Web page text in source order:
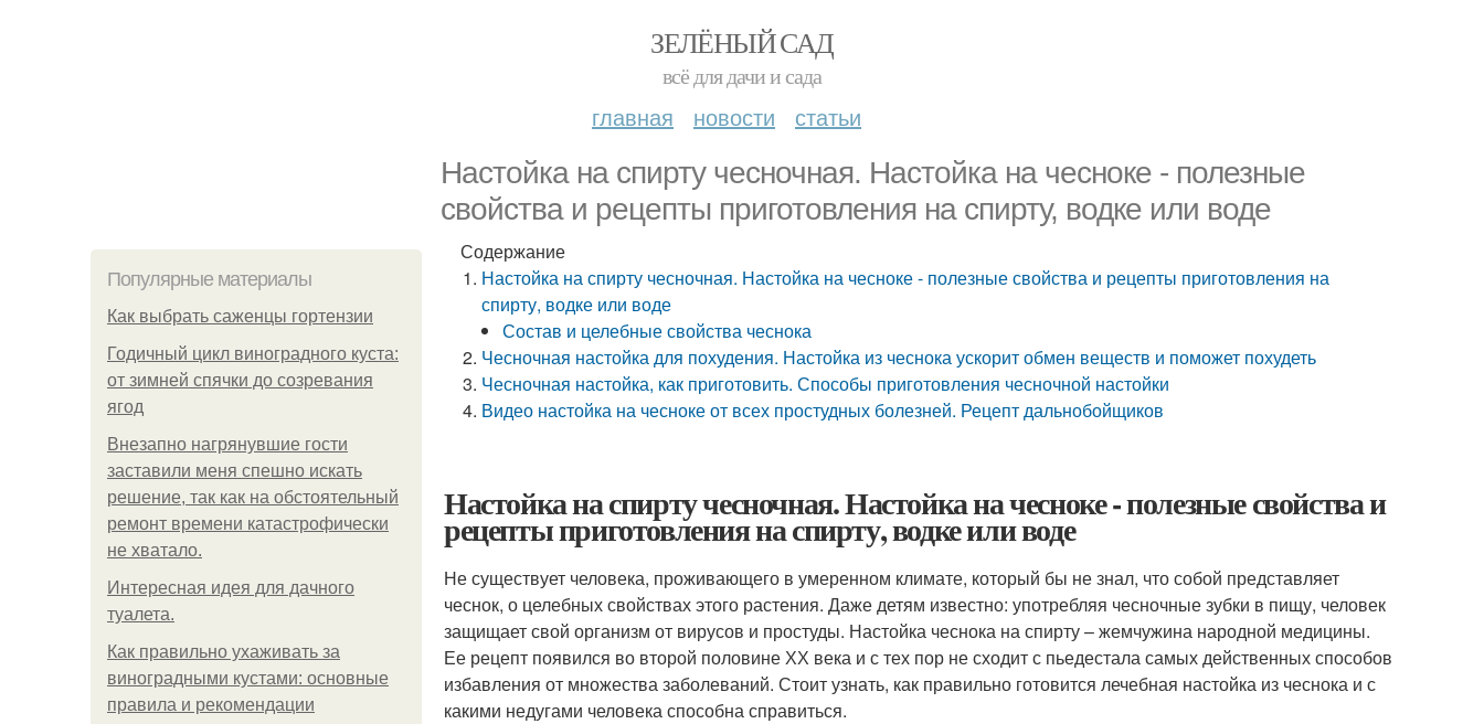
ЗЕЛЁНЫЙ САД
всё для дачи и сада
главная новости статьи
Настойка на спирту чесночная. Настойка на чесноке - полезные
свойства и рецепты приготовления на спирту, водке или воде
Популярные материалы
Как выбрать саженцы гортензии
Годичный цикл виноградного куста:
от зимней спячки до созревания
ягод
Внезапно нагрянувшие гости
заставили меня спешно искать
решение, так как на обстоятельный
ремонт времени катастрофически
не хватало.
Интересная идея для дачного
туалета.
Как правильно ухаживать за
виноградными кустами: основные
правила и рекомендации
Содержание
Настойка на спирту чесночная. Настойка на чесноке - полезные свойства и рецепты приготовления на
спирту, водке или воде
Состав и целебные свойства чеснока
Чесночная настойка для похудения. Настойка из чеснока ускорит обмен веществ и поможет похудеть
Чесночная настойка, как приготовить. Способы приготовления чесночной настойки
Видео настойка на чесноке от всех простудных болезней. Рецепт дальнобойщиков
Настойка на спирту чесночная. Настойка на чесноке - полезные свойства и
рецепты приготовления на спирту, водке или воде
Не существует человека, проживающего в умеренном климате, который бы не знал, что собой представляет
чеснок, о целебных свойствах этого растения. Даже детям известно: употребляя чесночные зубки в пищу, человек
защищает свой организм от вирусов и простуды. Настойка чеснока на спирту – жемчужина народной медицины.
Ее рецепт появился во второй половине ХХ века и с тех пор не сходит с пьедестала самых действенных способов
избавления от множества заболеваний. Стоит узнать, как правильно готовится лечебная настойка из чеснока и с
какими недугами человека способна справиться.